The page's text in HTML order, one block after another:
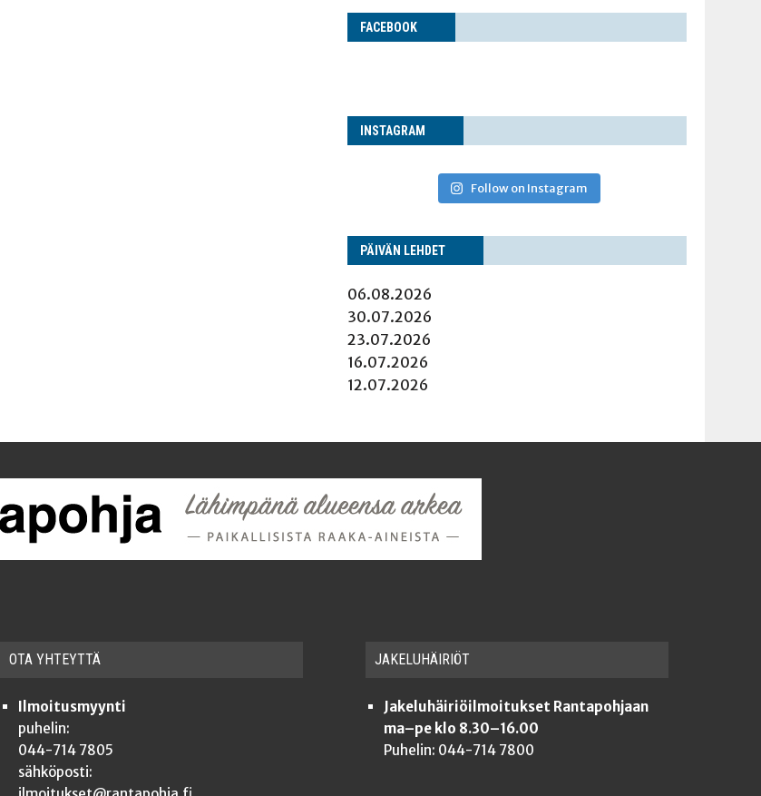
FACE­BOOK
INS­TA­GRAM
Follow on Instagram
PÄI­VÄN LEHDET
06.08.2026
30.07.2026
23.07.2026
16.07.2026
12.07.2026
OTA YHTEYT­TÄ
Ilmoitusmyynti
puhelin:
044-714 7805
sähköposti:
JAKE­LU­HÄI­RIÖT
Jakeluhäiriöilmoitukset Rantapohjaan
ma–pe klo 8.30–16.00
Puhelin: 044-714 7800